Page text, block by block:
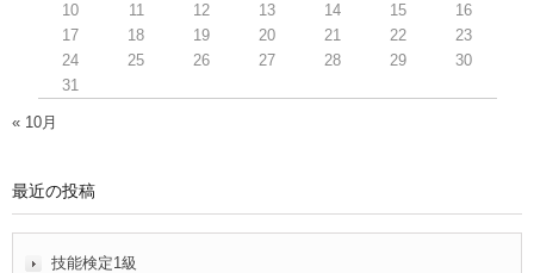
10
11 12 13 14 15
16
17
18 19 20 21 22
23
24
25 26 27 28 29
30
31
« 10月
最近の投稿
技能検定1級